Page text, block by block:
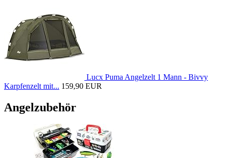
Lucx Puma Angelzelt 1 Mann - Bivvy
Karpfenzelt mit... 159,90 EUR
Angelzubehör